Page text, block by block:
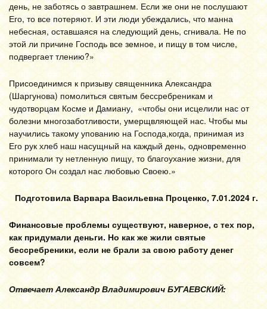
день, не заботясь о завтрашнем. Если же они не послушают
Его, то все потеряют. И эти люди убеждались, что манна
небесная, оставшаяся на следующий день, сгнивала. Не по
этой ли причине Господь все земное, и пищу в том числе,
подвергает тлению?»
Присоединимся к призыву священника Александра
(Шаргунова) помолиться святым бессребреникам и
чудотворцам Косме и Дамиану, «чтобы они исцелили нас от
болезни многозаботливости, умерщвляющей нас. Чтобы мы
научились такому упованию на Господа,когда, принимая из
Его рук хлеб наш насущный на каждый день, одновременно
принимали ту нетленную пищу, то благоухание жизни, для
которого Он создал нас любовью Своею.»
Подготовила Варвара Васильевна Проценко, 7.01.2024 г.
Финансовые проблемы существуют, наверное, с тех пор,
как придумали деньги. Но как же жили святые
бессребреники, если не брали за свою работу денег
совсем?
Отвечает Александр Владимирович БУГАЕВСКИЙ: